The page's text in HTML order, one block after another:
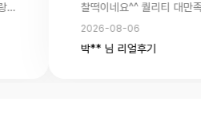
찰떡이네요^^ 퀄리티 대만족이에요
감사해요!
2026-08-06
박** 님 리얼후기